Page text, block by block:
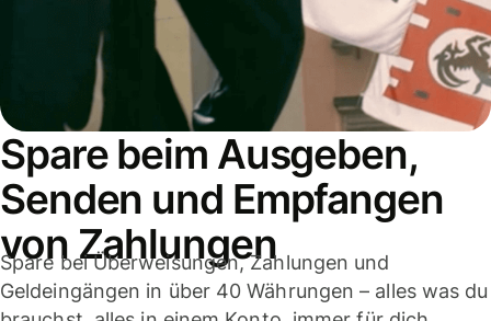
Spare beim Ausgeben,
Senden und Empfangen
von Zahlungen
Spare bei Überweisungen, Zahlungen und
Geldeingängen in über 40 Währungen – alles was du